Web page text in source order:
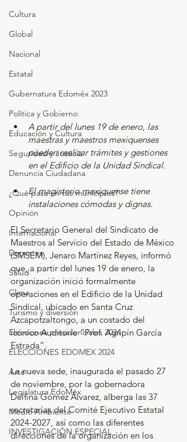
Cultura
Global
Nacional
Estatal
Gubernatura Edoméx 2023
Política y Gobierno
Educación y Cultura
Seguridad y Justicia
Denuncia Ciudadana
¿Qué pasa en tus municipios?
Opinión
Internacional
Deportes
Salud
Clima
Turismo y diversión
Elecciones presidenciales 2024
ELECCIONES EDOMEX 2024
Arte
Legislatura EdoMéx
Medio Ambiente
INVESTIGACIÓN ESPECIAL
A partir del lunes 19 de enero, las
maestras y maestros mexiquenses
pueden realizar trámites y gestiones
en el Edificio de la Unidad Sindical.
El magisterio mexiquense tiene
instalaciones cómodas y dignas.
El Secretario General del Sindicato de
Maestros al Servicio del Estado de México
(SMSEM), Jenaro Martínez Reyes, informó
que, a partir del lunes 19 de enero, la
organización inició formalmente
operaciones en el Edificio de la Unidad
Sindical, ubicado en Santa Cruz
Azcapotzaltongo, a un costado del
icónico Auditorio “Prof. Agripín García
Estrada”.
La nueva sede, inaugurada el pasado 27
de noviembre, por la gobernadora
Delfina Gómez Álvarez, alberga las 37
secretarías del Comité Ejecutivo Estatal
2024-2027, así como las diferentes
direcciones de la organización en los